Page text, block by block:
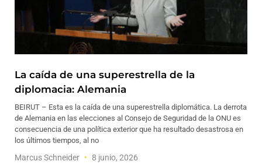
La caída de una superestrella de la
diplomacia: Alemania
BEIRUT – Esta es la caída de una superestrella diplomática. La derrota
de Alemania en las elecciones al Consejo de Seguridad de la ONU es
consecuencia de una política exterior que ha resultado desastrosa en
los últimos tiempos, al no
Marcus Schneider 8 junio, 2026